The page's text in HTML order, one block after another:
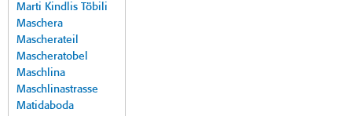
Marti Kindlis Töbili
Maschera
Mascherateil
Mascheratobel
Maschlina
Maschlinastrasse
Matidaboda